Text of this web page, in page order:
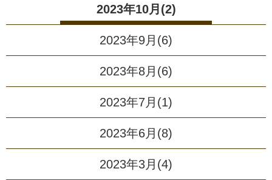
2023年10月(2)
2023年9月(6)
2023年8月(6)
2023年7月(1)
2023年6月(8)
2023年3月(4)